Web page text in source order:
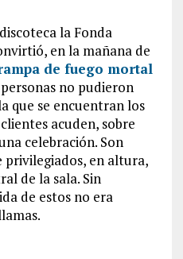
la Fonda
en la mañana de
de fuego mortal
no pudieron
que se encuentran los
acuden, sobre
celebración. Son
privilegiados, en altura,
de la sala. Sin
de estos no era